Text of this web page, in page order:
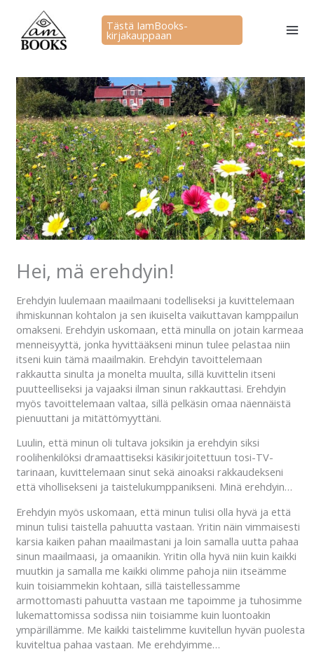
sisältöön
Tästä IamBooks-
kirjakauppaan
Hei, mä erehdyin!
Erehdyin luulemaan maailmaani todelliseksi ja kuvittelemaan
ihmiskunnan kohtalon ja sen ikuiselta vaikuttavan kamppailun
omakseni. Erehdyin uskomaan, että minulla on jotain karmeaa
menneisyyttä, jonka hyvittääkseni minun tulee pelastaa niin
itseni kuin tämä maailmakin. Erehdyin tavoittelemaan
rakkautta sinulta ja monelta muulta, sillä kuvittelin itseni
puutteelliseksi ja vajaaksi ilman sinun rakkauttasi. Erehdyin
myös tavoittelemaan valtaa, sillä pelkäsin omaa näennäistä
pienuuttani ja mitättömyyttäni.
Luulin, että minun oli tultava joksikin ja erehdyin siksi
roolihenkilöksi dramaattiseksi käsikirjoitettuun tosi-TV-
tarinaan, kuvittelemaan sinut sekä ainoaksi rakkaudekseni
että vihollisekseni ja taistelukumppanikseni. Minä erehdyin…
Erehdyin myös uskomaan, että minun tulisi olla hyvä ja että
minun tulisi taistella pahuutta vastaan. Yritin näin vimmaisesti
karsia kaiken pahan maailmastani ja loin samalla uutta pahaa
sinun maailmaasi, ja omaanikin. Yritin olla hyvä niin kuin kaikki
muutkin ja samalla me kaikki olimme pahoja niin itseämme
kuin toisiammekin kohtaan, sillä taistellessamme
armottomasti pahuutta vastaan me tapoimme ja tuhosimme
lukemattomissa sodissa niin toisiamme kuin luontoakin
ympärillämme. Me kaikki taistelimme kuvitellun hyvän puolesta
kuviteltua pahaa vastaan. Me erehdyimme…